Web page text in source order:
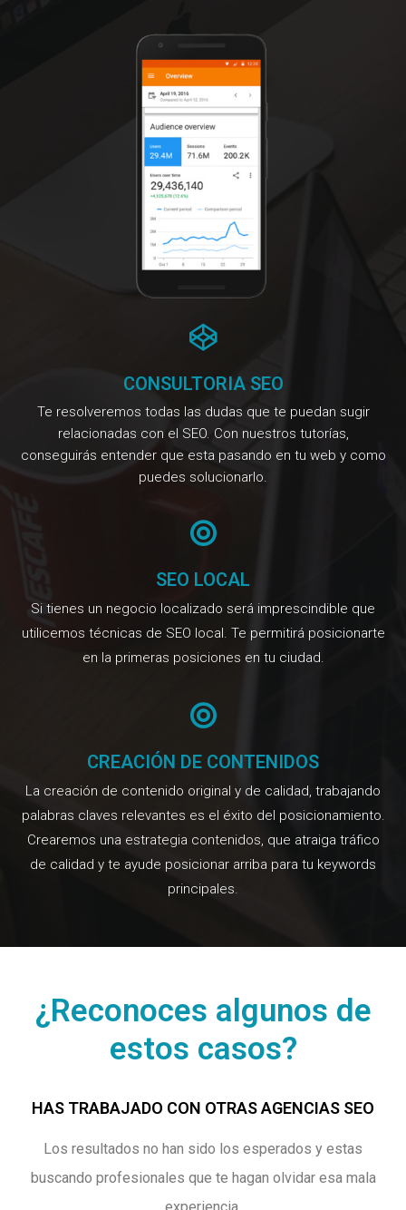
CONSULTORIA SEO
Te resolveremos todas las dudas que te puedan sugir
relacionadas con el SEO. Con nuestros tutorías,
conseguirás entender que esta pasando en tu web y como
puedes solucionarlo.
SEO LOCAL
Si tienes un negocio localizado será imprescindible que
utilicemos técnicas de SEO local. Te permitirá posicionarte
en la primeras posiciones en tu ciudad.
CREACIÓN DE CONTENIDOS
La creación de contenido original y de calidad, trabajando
palabras claves relevantes es el éxito del posicionamiento.
Crearemos una estrategia contenidos, que atraiga tráfico
de calidad y te ayude posicionar arriba para tu keywords
principales.
¿Reconoces algunos de
estos casos?
HAS TRABAJADO CON OTRAS AGENCIAS SEO
Los resultados no han sido los esperados y estas
buscando profesionales que te hagan olvidar esa mala